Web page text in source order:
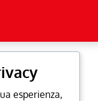
esperienza,